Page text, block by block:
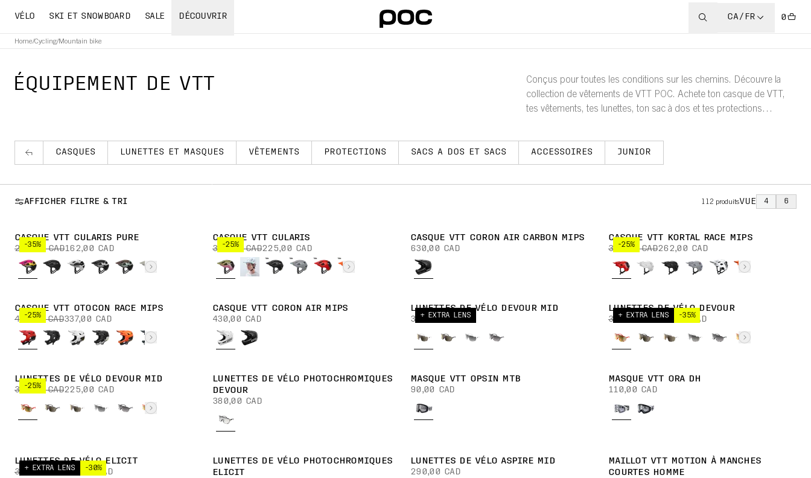
VÉLO SKI ET SNOWBOARD SALE DÉCOUVRIR CA/FR 0
Home/Cycling/Mountain bike
ÉQUIPEMENT DE VTT
Conçus pour toutes les conditions sur les chemins. Découvre la
collection de vêtements de VTT POC. Achete ton casque de VTT,
tes vêtements, tes lunettes, ton sac à dos et tes protections
CASQUES LUNETTES ET MASQUES VÊTEMENTS PROTECTIONS SACS A DOS ET SACS ACCESSOIRES JUNIOR
AFFICHER FILTRE & TRI 112 produitsVUE 4 6
-35%
CASQUE VTT CULARIS PURE
250,00 CAD162,00 CAD -25%
CASQUE VTT CULARIS
300,00 CAD225,00 CAD
CASQUE VTT CORON AIR CARBON MIPS
630,00 CAD
-25%
CASQUE VTT KORTAL RACE MIPS
350,00 CAD262,00 CAD
-25%
CASQUE VTT OTOCON RACE MIPS
450,00 CAD337,00 CAD
CASQUE VTT CORON AIR MIPS
430,00 CAD
+ EXTRA LENS
LUNETTES DE VÉLO DEVOUR MID
350,00 CAD
+ EXTRA LENS -35%
LUNETTES DE VÉLO DEVOUR
350,00 CAD227,00 CAD
-25%
LUNETTES DE VÉLO DEVOUR MID
300,00 CAD225,00 CAD
LUNETTES DE VÉLO PHOTOCHROMIQUES
DEVOUR
380,00 CAD
MASQUE VTT OPSIN MTB
90,00 CAD
MASQUE VTT ORA DH
110,00 CAD
+ EXTRA LENS -30%
LUNETTES DE VÉLO ELICIT
340,00 CAD238,00 CAD
LUNETTES DE VÉLO PHOTOCHROMIQUES
ELICIT
LUNETTES DE VÉLO ASPIRE MID
290,00 CAD
MAILLOT VTT MOTION À MANCHES
COURTES HOMME